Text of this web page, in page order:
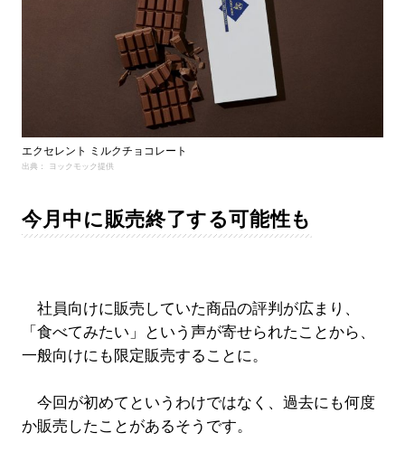
エクセレント ミルクチョコレート
出典： ヨックモック提供
今月中に販売終了する可能性も
社員向けに販売していた商品の評判が広まり、
「食べてみたい」という声が寄せられたことから、
一般向けにも限定販売することに。
今回が初めてというわけではなく、過去にも何度
か販売したことがあるそうです。